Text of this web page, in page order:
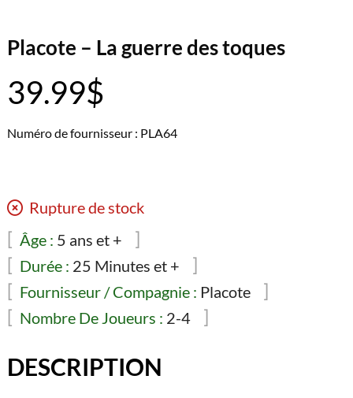
Placote – La guerre des toques
39.99$
Numéro de fournisseur : PLA64
Rupture de stock
Âge : 5 ans et +
Durée : 25 Minutes et +
Fournisseur / Compagnie : Placote
Nombre De Joueurs : 2-4
DESCRIPTION